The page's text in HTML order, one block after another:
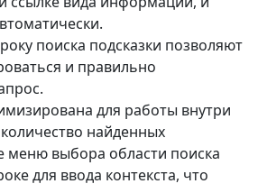
поиска подсказки позволяют
и правильно
для работы внутри
найденных
меню выбора области поиска
для ввода контекста, что